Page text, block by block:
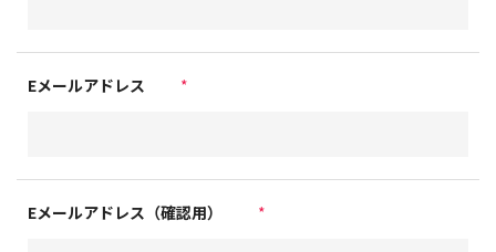
Eメールアドレス *
Eメールアドレス（確認用） *